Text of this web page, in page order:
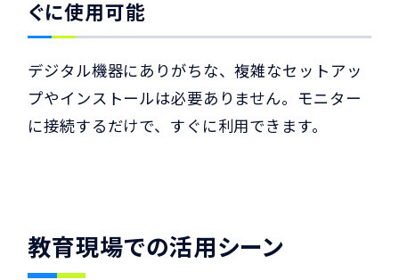
ぐに使用可能
デジタル機器にありがちな、複雑なセットアッ
プやインストールは必要ありません。モニター
に接続するだけで、すぐに利用できます。
教育現場での活用シーン